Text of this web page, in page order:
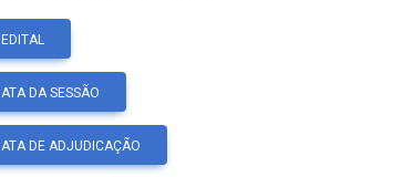
EDITAL
ATA DA SESSÃO
ATA DE ADJUDICAÇÃO